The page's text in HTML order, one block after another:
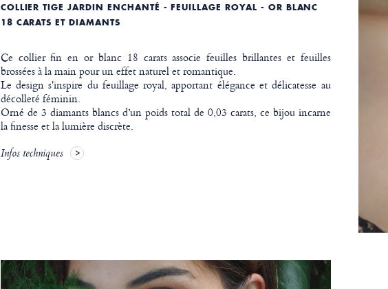
COLLIER TIGE JARDIN ENCHANTÉ - FEUILLAGE ROYAL - OR BLANC
18 CARATS ET DIAMANTS
Ce collier fin en or blanc 18 carats associe feuilles brillantes et feuilles
brossées à la main pour un effet naturel et romantique.
Le design s'inspire du feuillage royal, apportant élégance et délicatesse au
décolleté féminin.
Orné de 3 diamants blancs d’un poids total de 0,03 carats, ce bijou incarne
la finesse et la lumière discrète.
Infos techniques